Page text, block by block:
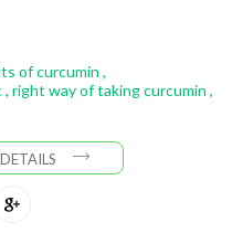
of curcumin ,
, right way of taking curcumin ,
DETAILS